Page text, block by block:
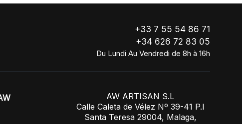
+33 7 55 54 86 71
+34 626 72 83 05
Du Lundi Au Vendredi de 8h à 16h
AW ARTISAN S.L
Calle Caleta de Vélez Nº 39-41 P.I
Santa Teresa 29004, Malaga,